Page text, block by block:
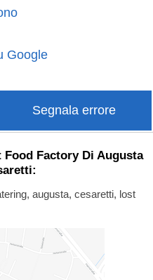
Google
Segnala errore
Factory Di Augusta
augusta, cesaretti, lost